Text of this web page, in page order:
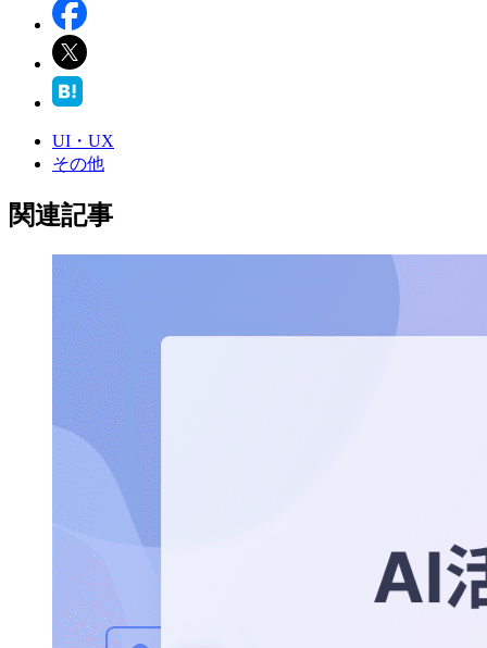
UI・UX
その他
関連記事